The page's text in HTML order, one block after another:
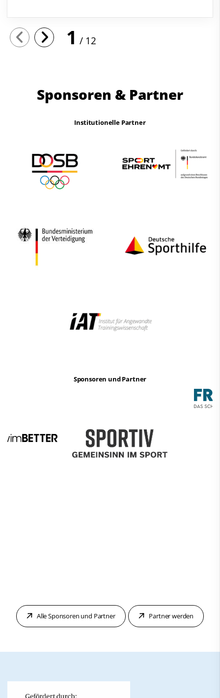
1 12
Sponsoren & Partner
Institutionelle Partner
Sponsoren und Partner
Alle Sponsoren und Partner Partner werden